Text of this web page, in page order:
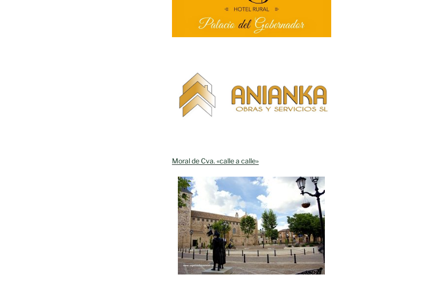
Moral de Cva. «calle a calle»